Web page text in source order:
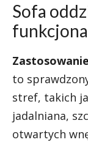
Sofa
to
stref, takich
jadalniana,
otwartych